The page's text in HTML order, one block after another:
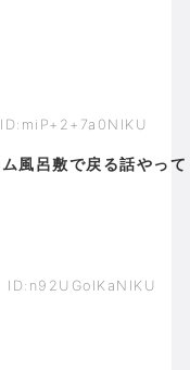
風呂敷で戻る話やって